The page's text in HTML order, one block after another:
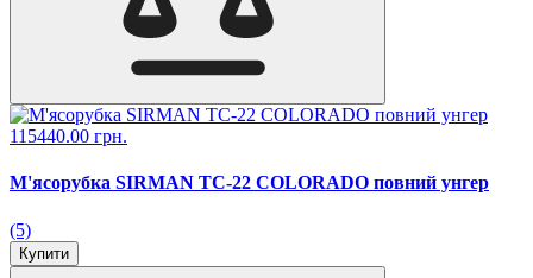
115440.00 грн.
М'ясорубка SIRMAN TC-22 COLORADO повний унгер
(5)
Купити